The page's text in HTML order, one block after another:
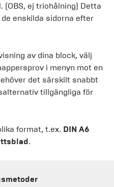
(OBS, ej triohålning) Detta
enskilda sidorna efter
av dina block, välj
i menyn mot en
det särskilt snabbt
tillgängliga för
format, t.ex. DIN A6
.